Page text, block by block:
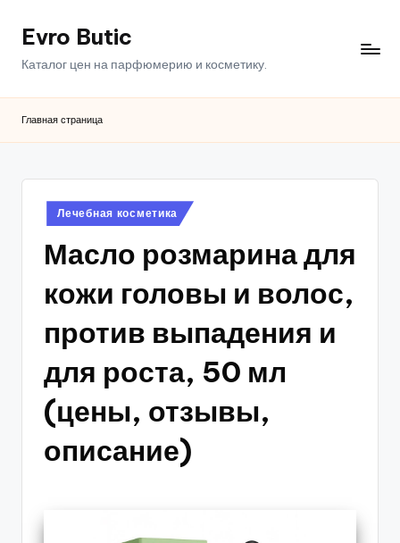
ПерейтиEvro Butic
Каталог цен на парфюмерию и косметику.
Главная страница
Опубликовано
в
Лечебная косметика
Масло розмарина для
кожи головы и волос,
против выпадения и
для роста, 50 мл
(цены, отзывы,
описание)